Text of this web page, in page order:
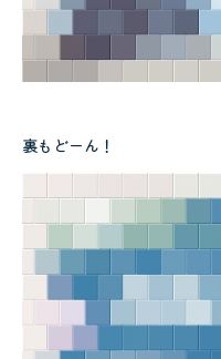
裏もどーん！